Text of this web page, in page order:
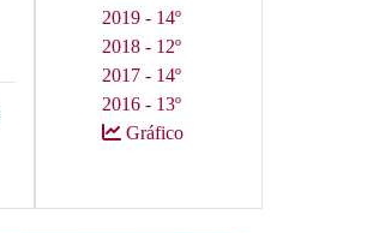
2019 - 14º
2018 - 12º
2017 - 14º
2016 - 13º
Gráfico